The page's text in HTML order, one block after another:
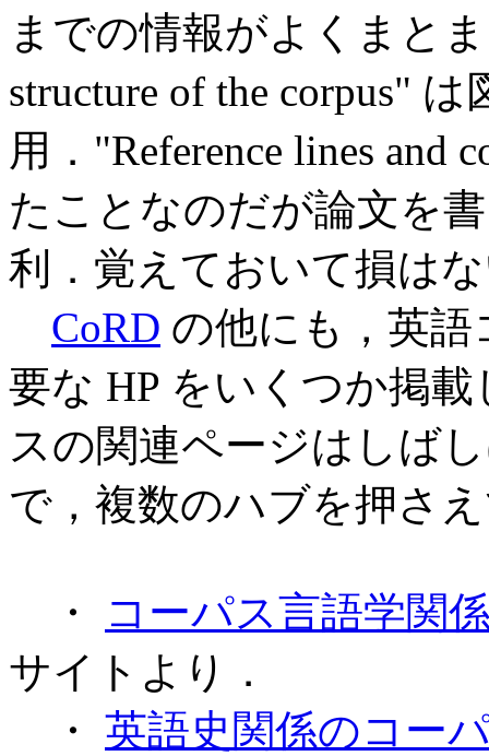
までの情報がよくまと
structure of the corpus"
用．"Reference lines
たことなのだが論文を
利．覚えておいて損は
CoRD の他にも，英
要な HP をいくつか掲
スの関連ページはしば
で，複数のハブを押さ
・
コーパス言語学関
サイトより．
・ 英語史関係のコー